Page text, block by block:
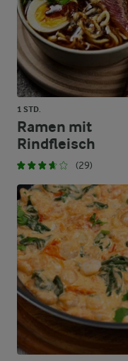
1 STD.
Ramen mit
Rindfleisch
(29)